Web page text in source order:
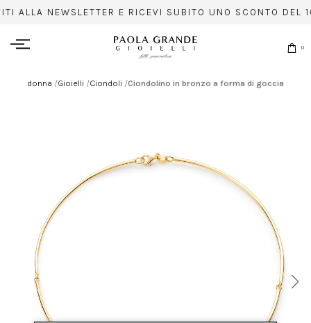
ALLA NEWSLETTER E RICEVI SUBITO UNO SCONTO
0
donna /Gioielli /Ciondoli /Ciondolino in bronzo a forma di goccia